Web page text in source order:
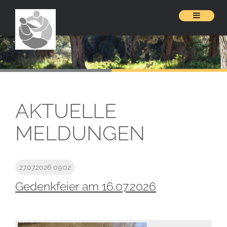
AKTUELLE
MELDUNGEN
27.07.2026 09:02
Gedenkfeier am 16.07.2026